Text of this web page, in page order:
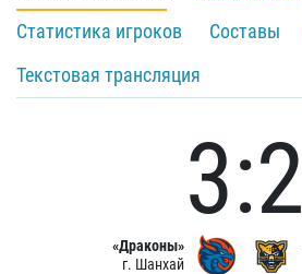
Статистика игроков
Составы
Текстовая трансляция
«Драконы»
г. Шанхай
3:2